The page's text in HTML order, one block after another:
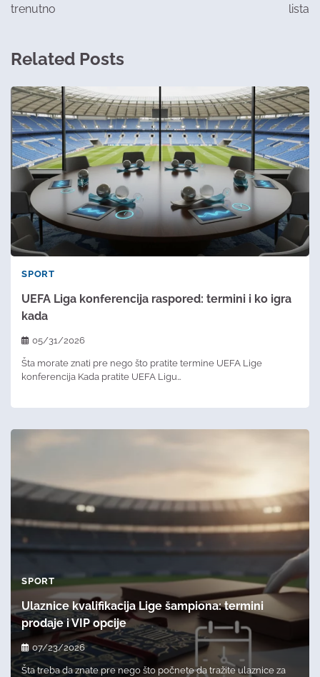
trenutno
lista
Related Posts
SPORT
UEFA Liga konferencija raspored: termini i ko igra
kada
05/31/2026
Šta morate znati pre nego što pratite termine UEFA Lige
konferencija Kada pratite UEFA Ligu…
SPORT
Ulaznice kvalifikacija Lige šampiona: termini
prodaje i VIP opcije
07/23/2026
Šta treba da znate pre nego što počnete da tražite ulaznice za